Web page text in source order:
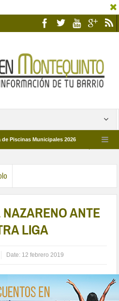
Municipales 2026 Los Campus de
ANTE
LIGA
Date: 12 febrero 2019